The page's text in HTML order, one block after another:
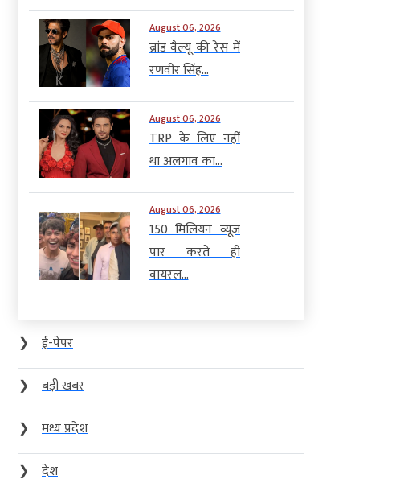
August 06, 2026
ब्रांड वैल्यू की रेस में
रणवीर सिंह...
August 06, 2026
TRP के लिए नहीं
था अलगाव का...
August 06, 2026
150 मिलियन व्यूज
पार करते ही
वायरल...
❯
ई-पेपर
❯
बड़ी खबर
❯
मध्य प्रदेश
❯
देश